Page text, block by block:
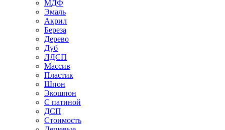
МДФ
Эмаль
Акрил
Береза
Дерево
Дуб
ЛДСП
Массив
Пластик
Шпон
Экошпон
С патиной
ДСП
Стоимость